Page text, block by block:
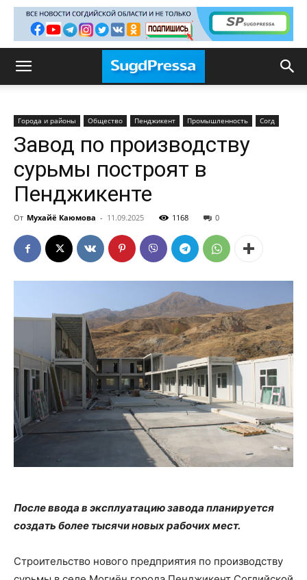
Города и районы Общество Пенджикент Промышленность Согд
Завод по производству
сурьмы построят в
Пенджикенте
От Мухайё Каюмова - 11.09.2025 1168 0
После ввода в эксплуатацию завода планируется
создать более тысячи новых рабочих мест.
Строительство нового предприятия по производству